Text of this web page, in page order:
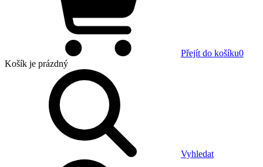
Přejít do košíku0
Košík je prázdný
Vyhledat